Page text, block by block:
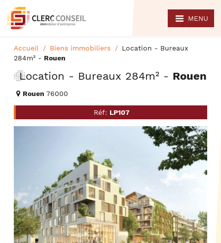
MENU
Accueil Biens immobiliers
Location - Bureaux
284m² - Rouen
Location - Bureaux 284m² - Rouen
Rouen 76000
Réf: LP107